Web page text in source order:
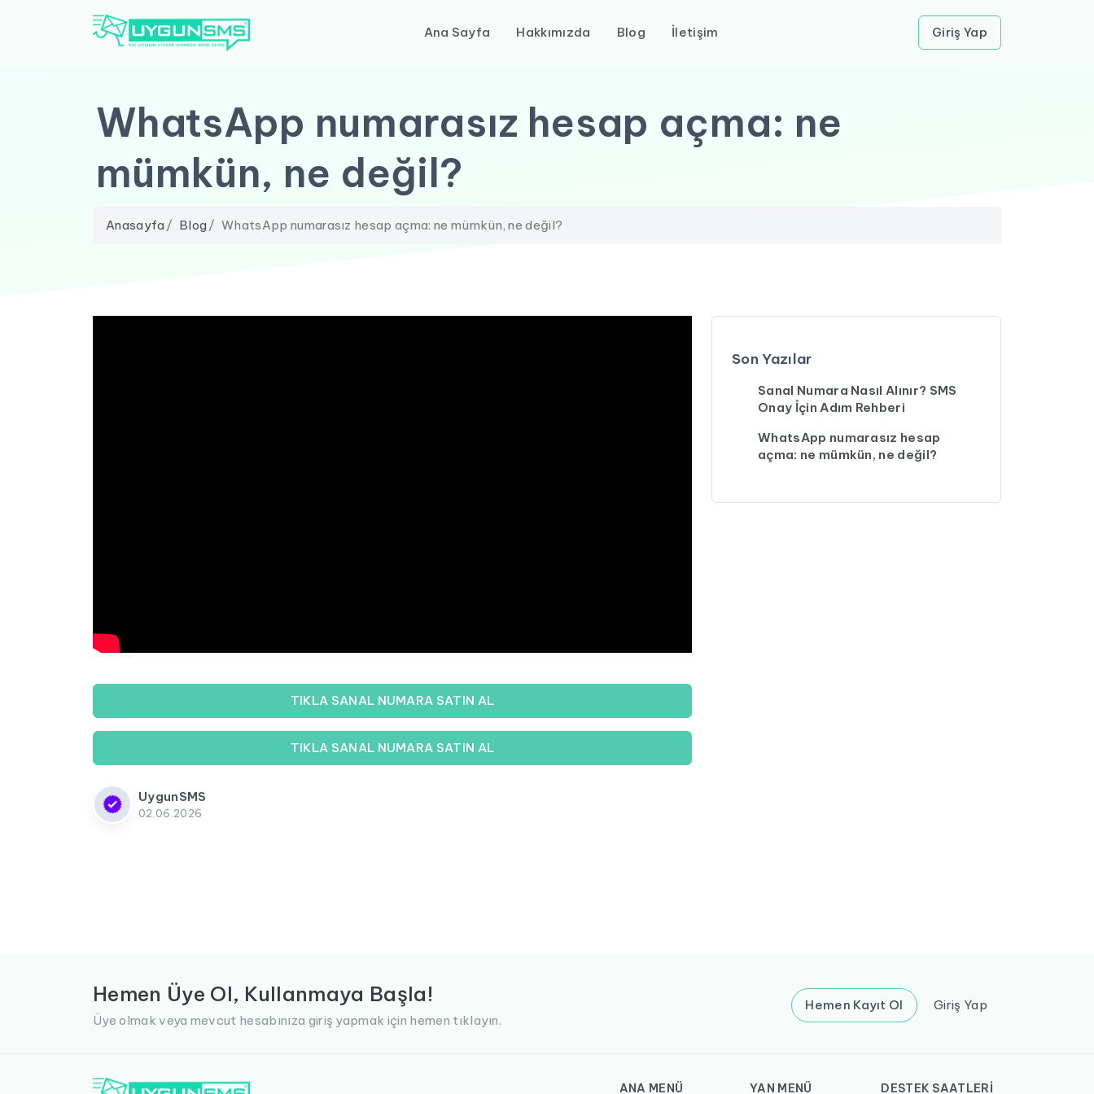
Ana Sayfa Hakkımızda Blog İletişim Giriş Yap
WhatsApp numarasız hesap açma: ne
mümkün, ne değil?
Anasayfa Blog WhatsApp numarasız hesap açma: ne mümkün, ne değil?
TIKLA SANAL NUMARA SATIN AL
TIKLA SANAL NUMARA SATIN AL
UygunSMS
02.06.2026
Son Yazılar
Sanal Numara Nasıl Alınır? SMS
Onay İçin Adım Rehberi
WhatsApp numarasız hesap
açma: ne mümkün, ne değil?
Hemen Üye Ol, Kullanmaya Başla!
Üye olmak veya mevcut hesabınıza giriş yapmak için hemen tıklayın.
Hemen Kayıt Ol Giriş Yap
ANA MENÜ YAN MENÜ DESTEK SAATLERİ